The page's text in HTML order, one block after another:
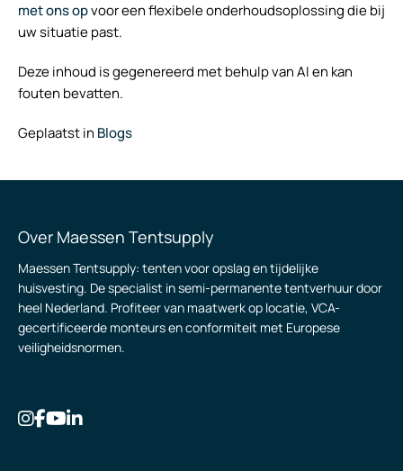
met ons opvoor een flexibele onderhoudsoplossing die bij
uw situatie past.
Deze inhoud is gegenereerd met behulp van AI en kan
fouten bevatten.
Geplaatst in Blogs
Over Maessen Tentsupply
Maessen Tentsupply: tenten voor opslag en tijdelijke
huisvesting. De specialist in semi-permanente tentverhuur door
heel Nederland. Profiteer van maatwerk op locatie, VCA-
gecertificeerde monteurs en conformiteit met Europese
veiligheidsnormen.